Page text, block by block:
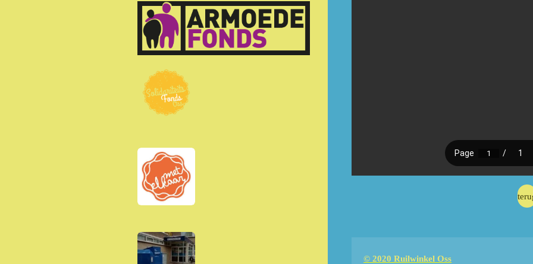
© 2020 Ruilwinkel Oss